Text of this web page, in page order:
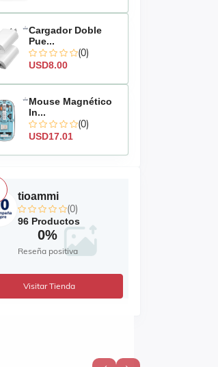
Cargador Doble
Pue...
(0)
USD8.00
Mouse Magnético
In...
(0)
USD17.01
tioammi
(0)
96 Productos
0%
Reseña positiva
Visitar Tienda